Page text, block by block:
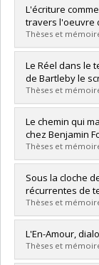
Diplômé(e) :
Cycle :Maîtrise
Diplôme
Lien vers le
L'écriture
travers l'oeuvre
Thèses et
Diplômé(e) :
Cycle :Doctorat
Diplôme
Lien vers le
Le Réel dans le
de Bartleby le
Thèses et
Diplômé(e) :
Cycle :Maîtrise
Diplôme
Lien vers le
Le chemin qui
chez Benjamin
Thèses et
Diplômé(e) :
Cycle :Maîtrise
Diplôme
Lien vers le
Sous la cloche
récurrentes de
Thèses et
Diplômé(e) :
Cycle : Doctorat
Diplôme
L'En-Amour,
Thèses et